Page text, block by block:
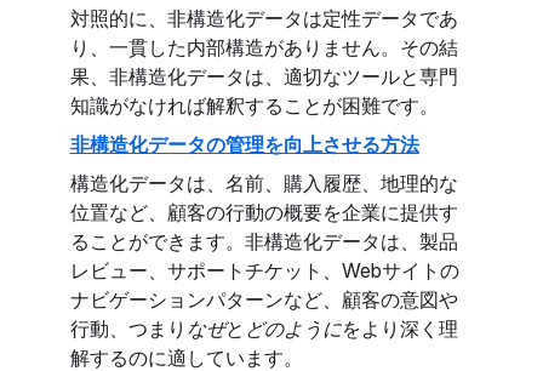
対照的に、非構造化データは定性データであ
り、一貫した内部構造がありません。その結
果、非構造化データは、適切なツールと専門
知識がなければ解釈することが困難です。
非構造化データの管理を向上させる方法
構造化データは、名前、購入履歴、地理的な
位置など、顧客の行動の概要を企業に提供す
ることができます。非構造化データは、製品
レビュー、サポートチケット、Webサイトの
ナビゲーションパターンなど、顧客の意図や
行動、つまり なぜと どのようにをより深く理
解するのに適しています。